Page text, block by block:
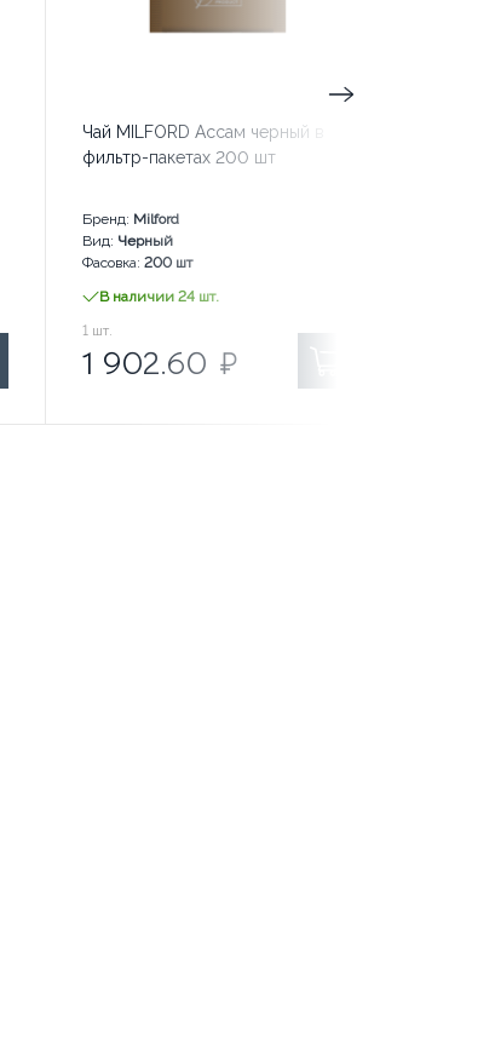
Чай MILFORD Ассам черный в
фильтр-пакетах 200 шт
Бренд: Milford
Вид: Черный
Фасовка: 200 шт
В наличии 24 шт.
1 902.60
1 шт.
1 902.60 ₽